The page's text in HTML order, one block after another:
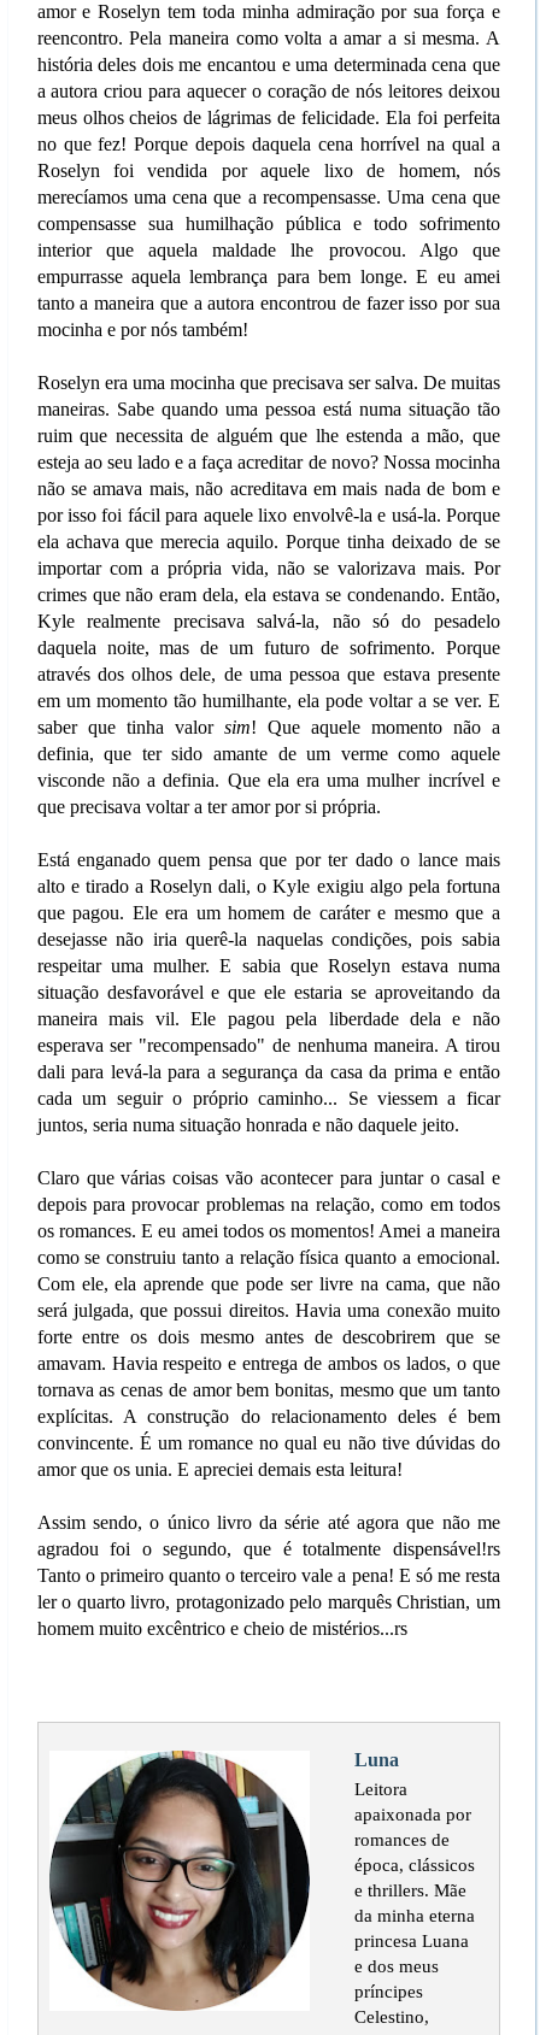
amor e Roselyn tem toda minha admiração por sua força e
reencontro. Pela maneira como volta a amar a si mesma. A
história deles dois me encantou e uma determinada cena que
a autora criou para aquecer o coração de nós leitores deixou
meus olhos cheios de lágrimas de felicidade. Ela foi perfeita
no que fez! Porque depois daquela cena horrível na qual a
Roselyn foi vendida por aquele lixo de homem, nós
merecíamos uma cena que a recompensasse. Uma cena que
compensasse sua humilhação pública e todo sofrimento
interior que aquela maldade lhe provocou. Algo que
empurrasse aquela lembrança para bem longe. E eu amei
tanto a maneira que a autora encontrou de fazer isso por sua
mocinha e por nós também!
Roselyn era uma mocinha que precisava ser salva. De muitas
maneiras. Sabe quando uma pessoa está numa situação tão
ruim que necessita de alguém que lhe estenda a mão, que
esteja ao seu lado e a faça acreditar de novo? Nossa mocinha
não se amava mais, não acreditava em mais nada de bom e
por isso foi fácil para aquele lixo envolvê-la e usá-la. Porque
ela achava que merecia aquilo. Porque tinha deixado de se
importar com a própria vida, não se valorizava mais. Por
crimes que não eram dela, ela estava se condenando. Então,
Kyle realmente precisava salvá-la, não só do pesadelo
daquela noite, mas de um futuro de sofrimento. Porque
através dos olhos dele, de uma pessoa que estava presente
em um momento tão humilhante, ela pode voltar a se ver. E
saber que tinha valor sim! Que aquele momento não a
definia, que ter sido amante de um verme como aquele
visconde não a definia. Que ela era uma mulher incrível e
que precisava voltar a ter amor por si própria.
Está enganado quem pensa que por ter dado o lance mais
alto e tirado a Roselyn dali, o Kyle exigiu algo pela fortuna
que pagou. Ele era um homem de caráter e mesmo que a
desejasse não iria querê-la naquelas condições, pois sabia
respeitar uma mulher. E sabia que Roselyn estava numa
situação desfavorável e que ele estaria se aproveitando da
maneira mais vil. Ele pagou pela liberdade dela e não
esperava ser "recompensado" de nenhuma maneira. A tirou
dali para levá-la para a segurança da casa da prima e então
cada um seguir o próprio caminho... Se viessem a ficar
juntos, seria numa situação honrada e não daquele jeito.
Claro que várias coisas vão acontecer para juntar o casal e
depois para provocar problemas na relação, como em todos
os romances. E eu amei todos os momentos! Amei a maneira
como se construiu tanto a relação física quanto a emocional.
Com ele, ela aprende que pode ser livre na cama, que não
será julgada, que possui direitos. Havia uma conexão muito
forte entre os dois mesmo antes de descobrirem que se
amavam. Havia respeito e entrega de ambos os lados, o que
tornava as cenas de amor bem bonitas, mesmo que um tanto
explícitas. A construção do relacionamento deles é bem
convincente. É um romance no qual eu não tive dúvidas do
amor que os unia. E apreciei demais esta leitura!
Assim sendo, o único livro da série até agora que não me
agradou foi o segundo, que é totalmente dispensável!rs
Tanto o primeiro quanto o terceiro vale a pena! E só me resta
ler o quarto livro, protagonizado pelo marquês Christian, um
homem muito excêntrico e cheio de mistérios...rs
Luna
Leitora
apaixonada por
romances de
época, clássicos
e thrillers. Mãe
da minha eterna
princesa Luana
e dos meus
príncipes
Celestino,